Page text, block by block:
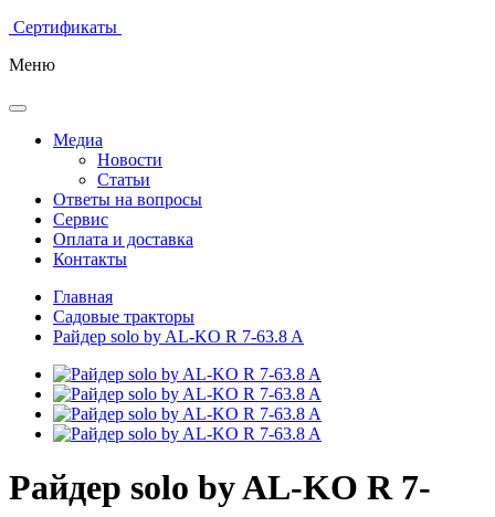
Сертификаты
Меню
Медиа
Новости
Статьи
Ответы на вопросы
Сервис
Оплата и доставка
Контакты
Главная
Садовые тракторы
Райдер solo by AL-KO R 7-63.8 A
Райдер solo by AL-KO R 7-